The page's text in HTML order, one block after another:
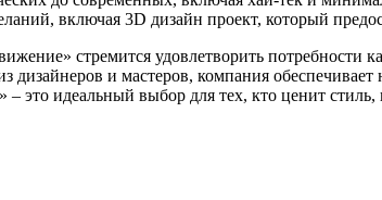
включая 3D дизайн проект, который
стремится удовлетворить потребности
и мастеров, компания обеспечивает
это идеальный выбор для тех, кто ценит стиль,